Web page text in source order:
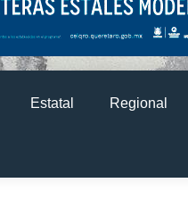
Estatal Regional